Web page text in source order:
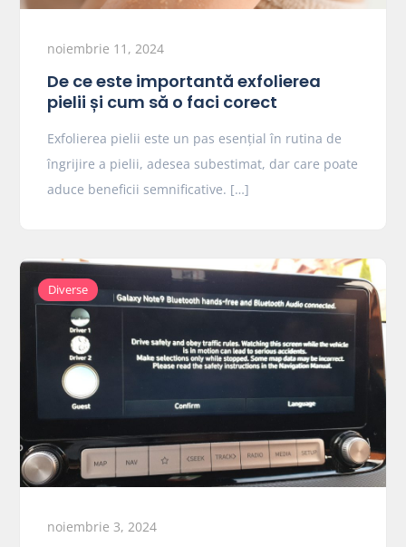
noiembrie 11, 2024
De ce este importantă exfolierea
pielii și cum să o faci corect
Exfolierea pielii este un pas esențial în rutina de
îngrijire a pielii, adesea subestimat, dar care poate
aduce beneficii semnificative. […]
Diverse
noiembrie 3, 2024